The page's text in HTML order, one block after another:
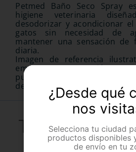
Petmed Baño Seco Spray
higiene veterinaria
desodorizar y acondicionar
gatos sin necesidad de
mantener una sensación de
diaria.
Imagen de referencia
empaque, presentación o
puede variar según
del fabricante.
TE PUEDE
¿Desde qué
nos
Selecciona tu ciudad
productos disponibles
de envío en tu